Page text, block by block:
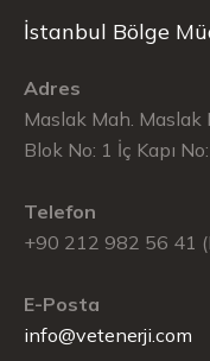
İstanbul Bölge
Adres
Maslak Mah. Maslak
Blok No: 1 İç Kapı
Telefon
+90 212 982 56 41
E-Posta
info@vetenerji.com